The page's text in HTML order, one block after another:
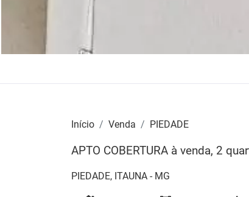
Início Venda PIEDADE
APTO COBERTURA à venda, 2
PIEDADE, ITAUNA - MG